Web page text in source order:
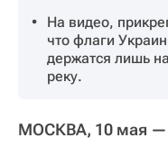
На видео,
что флаги
держатся лишь
реку.
МОСКВА, 10 мая —